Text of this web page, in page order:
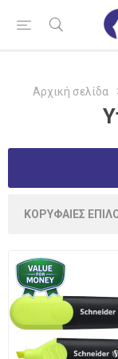
Αρχική σελίδα